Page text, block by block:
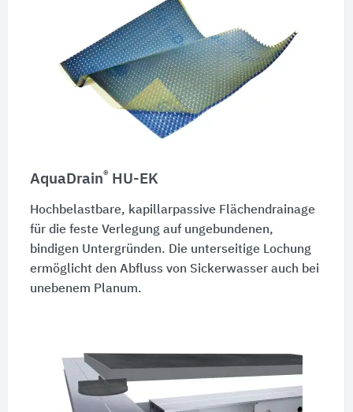
AquaDrain® HU-EK
Hochbelastbare, kapillarpassive Flächendrainage
für die feste Verlegung auf ungebundenen,
bindigen Untergründen. Die unterseitige Lochung
ermöglicht den Abfluss von Sickerwasser auch bei
unebenem Planum.